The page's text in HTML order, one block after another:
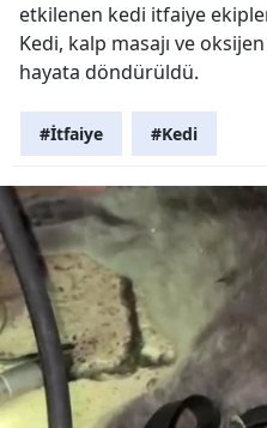
etkilenen kedi itfaiye
Kedi, kalp masajı ve
hayata döndürüldü.
#İtfaiye #Kedi